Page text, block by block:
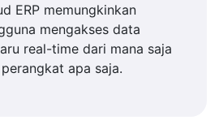
ERP memungkinkan
mengakses data
real-time dari mana saja
apa saja.